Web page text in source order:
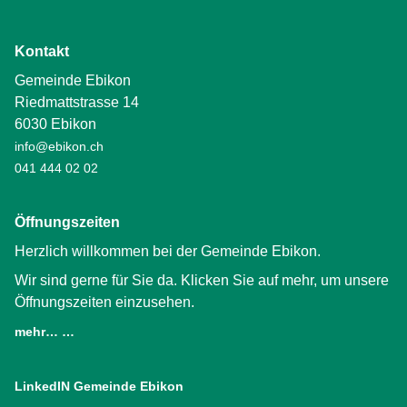
Kontakt
Gemeinde Ebikon
Riedmattstrasse 14
6030 Ebikon
info@ebikon.ch
041 444 02 02
Öffnungszeiten
Herzlich willkommen bei der Gemeinde Ebikon.
Wir sind gerne für Sie da. Klicken Sie auf mehr, um unsere
Öffnungszeiten einzusehen.
mehr… …
LinkedIN Gemeinde Ebikon